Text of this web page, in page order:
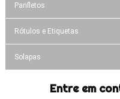
Panfletos
Rótulos e Etiquetas
Solapas
Entre em